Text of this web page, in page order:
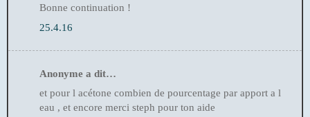
Bonne continuation !
25.4.16
Anonyme a dit…
et pour l acétone combien de pourcentage par apport a l
eau , et encore merci steph pour ton aide